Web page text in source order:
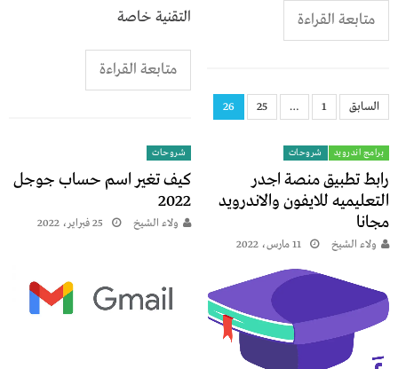
متابعة القراءة
التقنية خاصة
متابعة القراءة
برامج اندرويد شروحات
رابط تطبيق منصة اجدر
التعليميه للايفون والاندرويد
مجانا
ولاء الشيخ 11 مارس، 2022
شروحات
كيف تغير اسم حساب جوجل
2022
ولاء الشيخ 25 فبراير، 2022
السابق 1
…
25
26